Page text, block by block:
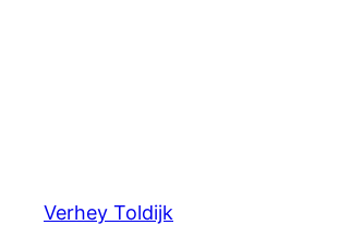
Verhey Toldijk